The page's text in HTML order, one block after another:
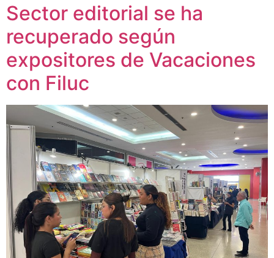
Sector editorial se ha
recuperado según
expositores de Vacaciones
con Filuc